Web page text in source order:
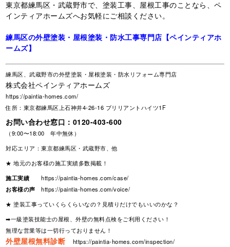
東京都練馬区・武蔵野市で、塗装工事、屋根工事のことなら、ペ
インティアホームズへお気軽にご相談ください。
練馬区の外壁塗装・屋根塗装・防水工事専門店【ペインティアホ
ームズ】
練馬区、武蔵野市の外壁塗装・屋根塗装・防水リフォーム専門店
株式会社ペインティアホームズ
https://paintia-homes.com/
住所：東京都練馬区上石神井4-26-16 ブリリアントハイツ1F
お問い合わせ窓口： 0120-403-600
（9:00〜18:00 年中無休）
対応エリア：東京都練馬区・武蔵野市、他
★ 地元のお客様の施工実績多数掲載！
施工実績
https://paintia-homes.com/case/
お客様の声
https://paintia-homes.com/voice/
★ 塗装工事っていくらくらいなの？見積りだけでもいいのかな？
➡一級塗装技能士の屋根、外壁の無料点検をご利用ください！
無理な営業等は一切行っておりません！
外壁屋根無料診断
https://paintia-homes.com/inspection/